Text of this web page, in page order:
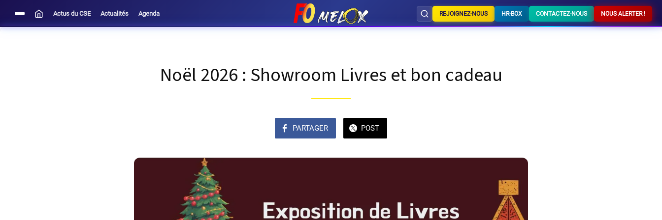
Actus du CSE Actualités Agenda REJOIGNEZ-NOUS HR-BOX CONTACTEZ-NOUS NOUS ALERTER !
Noël 2026 : Showroom Livres et bon cadeau
PARTAGER POST